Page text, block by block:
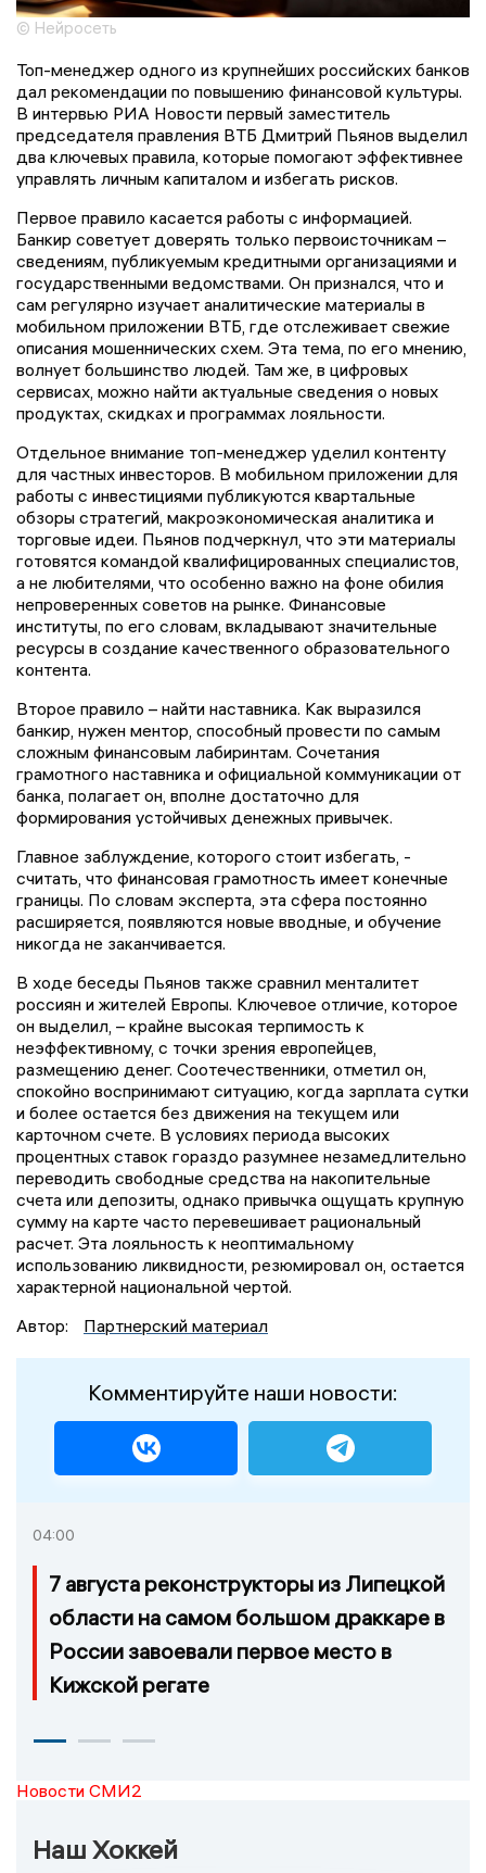
© Нейросеть
Топ-менеджер одного из крупнейших российских банков
дал рекомендации по повышению финансовой культуры.
В интервью РИА Новости первый заместитель
председателя правления ВТБ Дмитрий Пьянов выделил
два ключевых правила, которые помогают эффективнее
управлять личным капиталом и избегать рисков.
Первое правило касается работы с информацией.
Банкир советует доверять только первоисточникам –
сведениям, публикуемым кредитными организациями и
государственными ведомствами. Он признался, что и
сам регулярно изучает аналитические материалы в
мобильном приложении ВТБ, где отслеживает свежие
описания мошеннических схем. Эта тема, по его мнению,
волнует большинство людей. Там же, в цифровых
сервисах, можно найти актуальные сведения о новых
продуктах, скидках и программах лояльности.
Отдельное внимание топ-менеджер уделил контенту
для частных инвесторов. В мобильном приложении для
работы с инвестициями публикуются квартальные
обзоры стратегий, макроэкономическая аналитика и
торговые идеи. Пьянов подчеркнул, что эти материалы
готовятся командой квалифицированных специалистов,
а не любителями, что особенно важно на фоне обилия
непроверенных советов на рынке. Финансовые
институты, по его словам, вкладывают значительные
ресурсы в создание качественного образовательного
контента.
Второе правило – найти наставника. Как выразился
банкир, нужен ментор, способный провести по самым
сложным финансовым лабиринтам. Сочетания
грамотного наставника и официальной коммуникации от
банка, полагает он, вполне достаточно для
формирования устойчивых денежных привычек.
Главное заблуждение, которого стоит избегать, -
считать, что финансовая грамотность имеет конечные
границы. По словам эксперта, эта сфера постоянно
расширяется, появляются новые вводные, и обучение
никогда не заканчивается.
В ходе беседы Пьянов также сравнил менталитет
россиян и жителей Европы. Ключевое отличие, которое
он выделил, – крайне высокая терпимость к
неэффективному, с точки зрения европейцев,
размещению денег. Соотечественники, отметил он,
спокойно воспринимают ситуацию, когда зарплата сутки
и более остается без движения на текущем или
карточном счете. В условиях периода высоких
процентных ставок гораздо разумнее незамедлительно
переводить свободные средства на накопительные
счета или депозиты, однако привычка ощущать крупную
сумму на карте часто перевешивает рациональный
расчет. Эта лояльность к неоптимальному
использованию ликвидности, резюмировал он, остается
характерной национальной чертой.
Автор:
Партнерский материал
Комментируйте наши новости:
04:00
7 августа реконструкторы из Липецкой
области на самом большом драккаре в
России завоевали первое место в
Кижской регате
Новости СМИ2
Наш Хоккей